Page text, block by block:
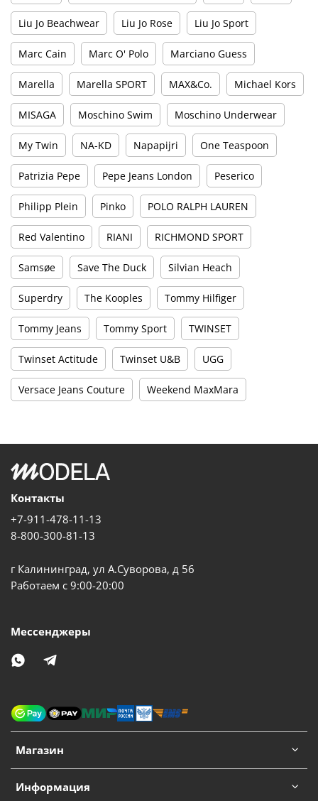
Liu Jo Beachwear Liu Jo Rose Liu Jo Sport
Marc Cain Marc O' Polo Marciano Guess
Marella Marella SPORT MAX&Co. Michael Kors
MISAGA Moschino Swim Moschino Underwear
My Twin NA-KD Napapijri One Teaspoon
Patrizia Pepe Pepe Jeans London Peserico
Philipp Plein Pinko POLO RALPH LAUREN
Red Valentino RIANI RICHMOND SPORT
Samsøe Save The Duck Silvian Heach
Superdry The Kooples Tommy Hilfiger
Tommy Jeans Tommy Sport TWINSET
Twinset Actitude Twinset U&B UGG
Versace Jeans Couture Weekend MaxMara
Магазин
Информация
Контакты
+7-911-478-11-13
8-800-300-81-13
г Калининград, ул А.Суворова, д 56
Работаем с 9:00-20:00
Мессенджеры